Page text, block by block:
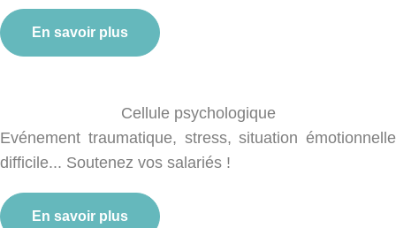
En savoir plus
Cellule psychologique
Evénement traumatique, stress, situation émotionnelle
difficile... Soutenez vos salariés !
En savoir plus